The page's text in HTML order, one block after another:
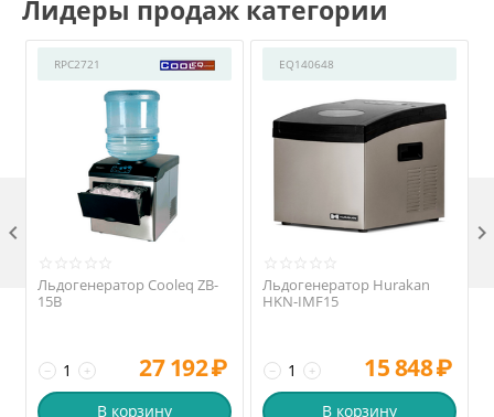
Лидеры продаж категории
RPC2721
Льдогенератор Cooleq ZB-
15B
+
− 27 192₽
В корзину
EQ140648
Льдогенератор Hurakan
HKN-IMF15
+
− 15 848₽
В корзину
 